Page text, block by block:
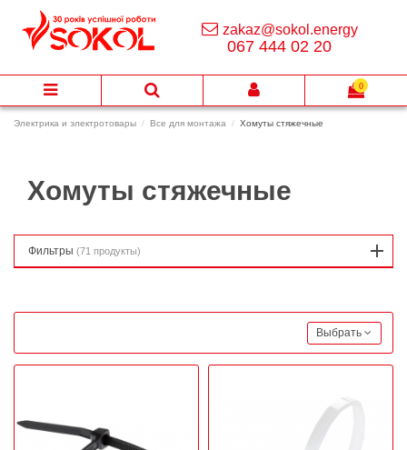
Электрика и электротовары Все для монтажа Хомуты стяжечные
Хомуты стяжечные
Выбрать
Фильтры (71 продукты)
zakaz@sokol.energy
067 444 02 20
0